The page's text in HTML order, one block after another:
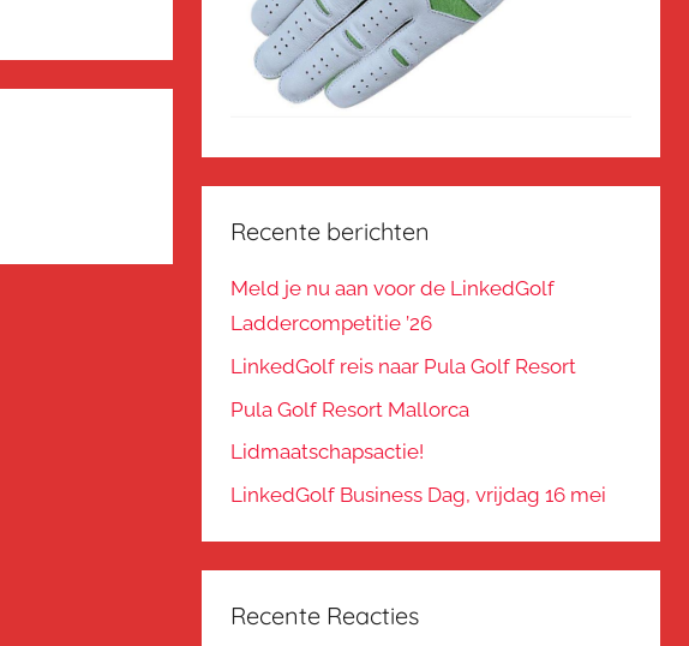
Recente berichten
Meld je nu aan voor de LinkedGolf
Laddercompetitie ’26
LinkedGolf reis naar Pula Golf Resort
Pula Golf Resort Mallorca
Lidmaatschapsactie!
LinkedGolf Business Dag, vrijdag 16 mei
Recente Reacties